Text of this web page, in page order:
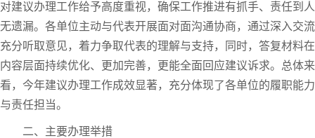
对建议办理工作给予高度重视，确保工作推进有抓手、责任到人
无遗漏。各单位主动与代表开展面对面沟通协商，通过深入交流
充分听取意见，着力争取代表的理解与支持，同时，答复材料在
内容层面持续优化、更加完善，更能全面回应建议诉求。总体来
看，今年建议办理工作成效显著，充分体现了各单位的履职能力
与责任担当。
二、主要办理举措